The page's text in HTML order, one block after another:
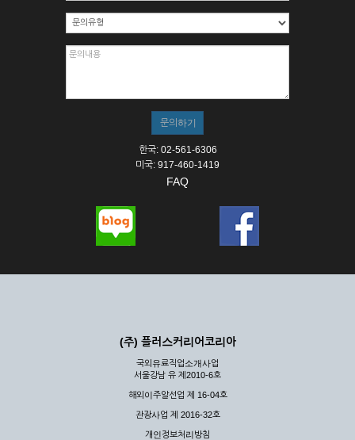
한국: 02-561-6306
미국: 917-460-1419
FAQ
(주) 플러스커리어코리아
국외유료직업소개사업
서울강남 유 제2010-6호
해외이주알선업 제 16-04호
관광사업 제 2016-32호
개인정보처리방침